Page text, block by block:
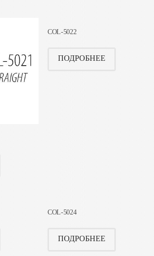
COL-5022
ПОДРОБНЕЕ
COL-5024
ПОДРОБНЕЕ